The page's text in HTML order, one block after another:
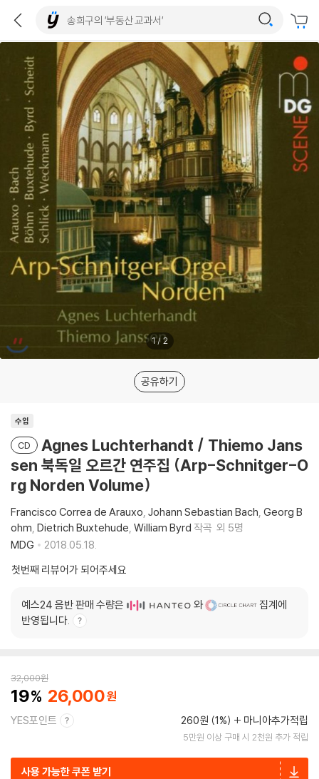
1/ 2
공유하기
수입
CD
Agnes Luchterhandt / Thiemo Jans
sen 북독일 오르간 연주집 (Arp-Schnitger-O
rg Norden Volume)
Francisco Correa de Arauxo Johann Sebastian Bach Georg B
ohm Dietrich Buxtehude William Byrd 작곡 외 5명
MDG
2018.05.18.
첫번째 리뷰어가 되어주세요
예스24 음반 판매 수량은 와
집계에
반영됩니다.
32,000원
19 26,000
YES포인트 260원 (1%) 마니아추가적립
5만원 이상 구매 시 2천원 추가 적립
사용 가능한 쿠폰 받기